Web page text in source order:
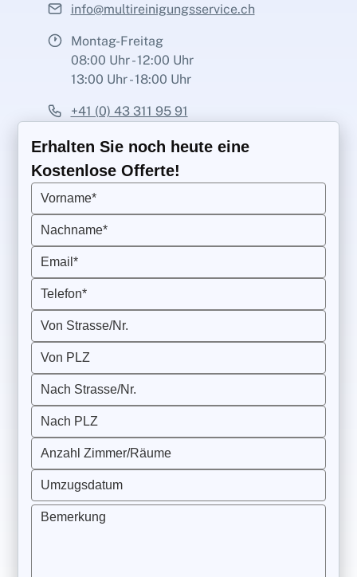
info@multireinigungsservice.ch
Montag-Freitag
08:00 Uhr - 12:00 Uhr
13:00 Uhr - 18:00 Uhr
+41 (0) 43 311 95 91
Erhalten Sie noch heute eine
Kostenlose Offerte!
Vorname*
Nachname*
Email*
Telefon*
Von Strasse/Nr.
Von PLZ
Nach Strasse/Nr.
Nach PLZ
Anzahl Zimmer/Räume
Umzugsdatum
Bemerkung